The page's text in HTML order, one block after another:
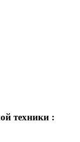
техники :